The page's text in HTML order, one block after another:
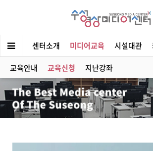
센터소개 미디어교육 시설대관
교육안내 교육신청 지난강좌